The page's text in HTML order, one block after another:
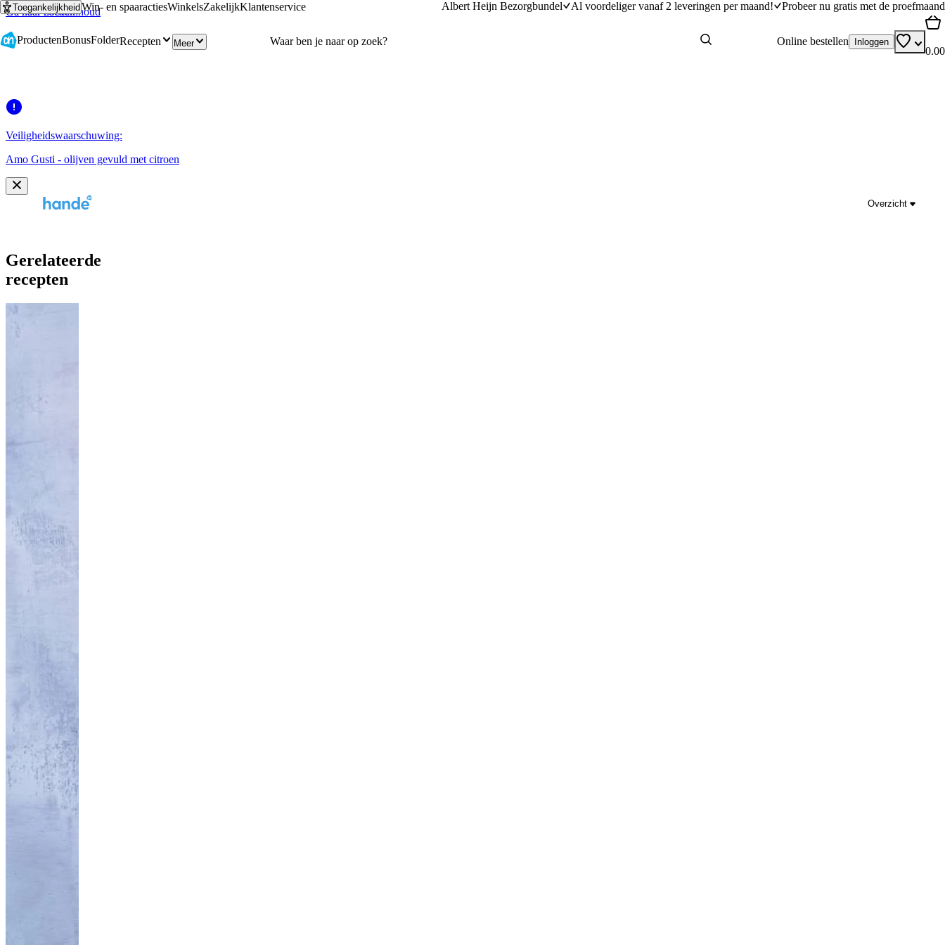
Ga naar hoofdinhoud
Ga naar zoeken
ToegankelijkheidWin- en spaaractiesWinkelsZakelijkKlantenservice Albert Heijn Bezorgbundel Al voordeliger vanaf 2 leveringen per maand! Probeer nu gratis met de proefmaand
ProductenBonusFolderRecepten Meer Online bestellen Inloggen
0.00
Veiligheidswaarschuwing:
Amo Gusti - olijven gevuld met citroen
Overzicht
Gerelateerde
recepten